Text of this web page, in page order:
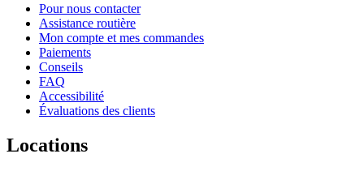
Pour nous contacter
Assistance routière
Mon compte et mes commandes
Paiements
Conseils
FAQ
Accessibilité
Évaluations des clients
Locations